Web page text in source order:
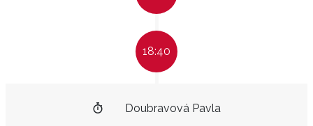
18:40
Doubravová Pavla